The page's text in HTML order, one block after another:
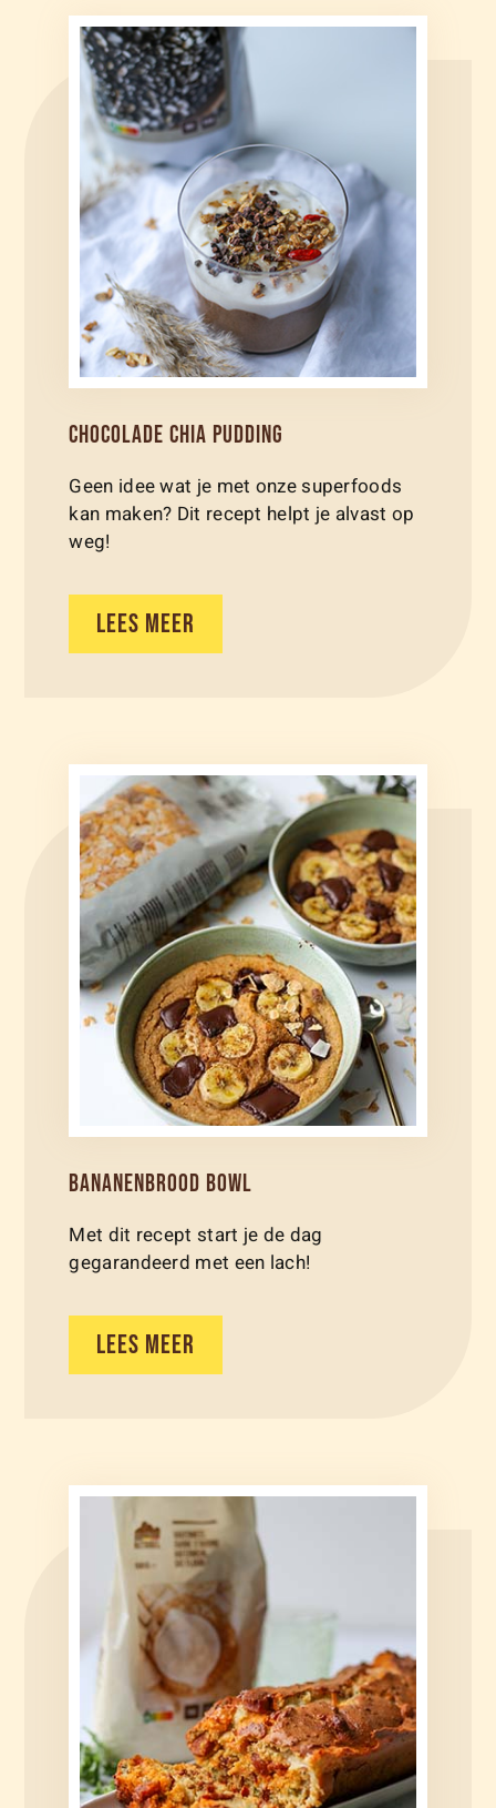
CHOCOLADE CHIA PUDDING
Geen idee wat je met onze superfoods
kan maken? Dit recept helpt je alvast op
weg!
LEES MEER
BANANENBROOD BOWL
Met dit recept start je de dag
gegarandeerd met een lach!
LEES MEER